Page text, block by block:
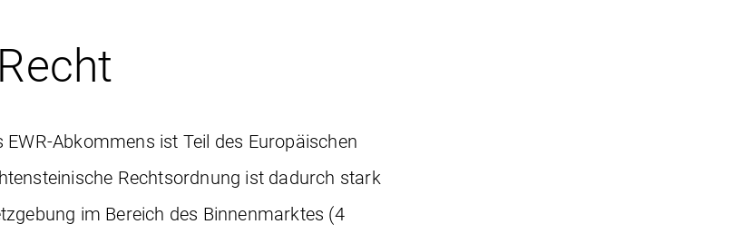
Abkommens ist Teil des Europäischen
Rechtsordnung ist dadurch stark
im Bereich des Binnenmarktes (4